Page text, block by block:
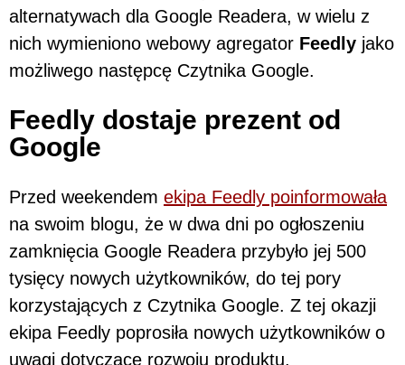
alternatywach dla Google Readera, w wielu z
nich wymieniono webowy agregator Feedly jako
możliwego następcę Czytnika Google.
Feedly dostaje prezent od
Google
Przed weekendem ekipa Feedly poinformowała
na swoim blogu, że w dwa dni po ogłoszeniu
zamknięcia Google Readera przybyło jej 500
tysięcy nowych użytkowników, do tej pory
korzystających z Czytnika Google. Z tej okazji
ekipa Feedly poprosiła nowych użytkowników o
uwagi dotyczące rozwoju produktu.